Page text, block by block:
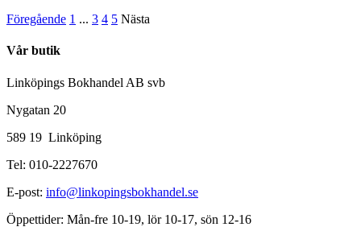
Föregående 1 ... 3 4 5 Nästa
Vår butik
Linköpings Bokhandel AB svb
Nygatan 20
589 19 Linköping
Tel: 010-2227670
E-post: info@linkopingsbokhandel.se
Öppettider: Mån-fre 10-19, lör 10-17, sön 12-16